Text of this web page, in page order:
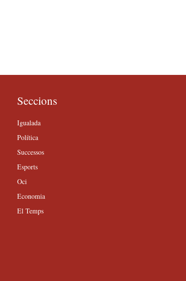
Seccions
Igualada
Política
Successos
Esports
Oci
Economia
El Temps